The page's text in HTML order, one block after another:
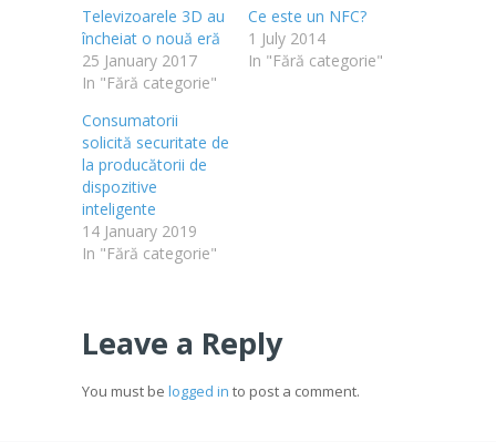
Televizoarele 3D au
încheiat o nouă eră
25 January 2017
In "Fără categorie"
Ce este un NFC?
1 July 2014
In "Fără categorie"
Consumatorii
solicită securitate de
la producătorii de
dispozitive
inteligente
14 January 2019
In "Fără categorie"
Leave a Reply
You must be logged in to post a comment.